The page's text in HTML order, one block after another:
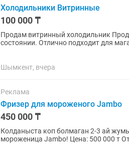
Холодильники Витринные
100 000 ₸
Продам витринный холодильник Продается витринный холодильник в хорошем рабочем
состоянии. Отлично подходит для
Шымкент, вчера
Реклама
Фризер для мороженого Jambo
450 000 ₸
Колданыста коп болмаган 2-3 ай
мороженица Jambo! Цена: 500 000 т